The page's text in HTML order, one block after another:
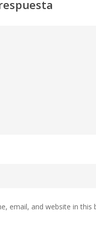
email, and website in